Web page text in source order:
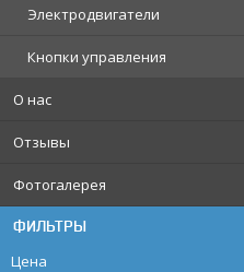
Электродвигатели
Кнопки управления
О нас
Отзывы
Фотогалерея
ФИЛЬТРЫ
Цена